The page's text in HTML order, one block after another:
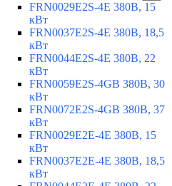
FRN0029E2S-4E 380В, 15
кВт
FRN0037E2S-4E 380В, 18,5
кВт
FRN0044E2S-4E 380В, 22
кВт
FRN0059E2S-4GB 380В, 30
кВт
FRN0072E2S-4GB 380В, 37
кВт
FRN0029E2E-4E 380В, 15
кВт
FRN0037E2E-4E 380В, 18,5
кВт